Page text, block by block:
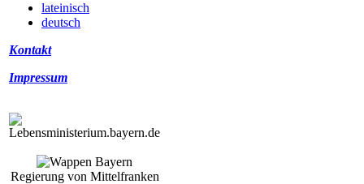
lateinisch
deutsch
Kontakt
Impressum
Regierung von Mittelfranken